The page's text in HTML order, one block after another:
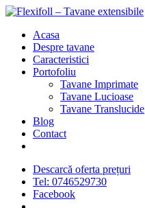
Acasa
Despre tavane
Caracteristici
Portofoliu
Tavane Imprimate
Tavane Lucioase
Tavane Translucide
Blog
Contact
Descarcă oferta prețuri
Tel: 0746529730
Facebook